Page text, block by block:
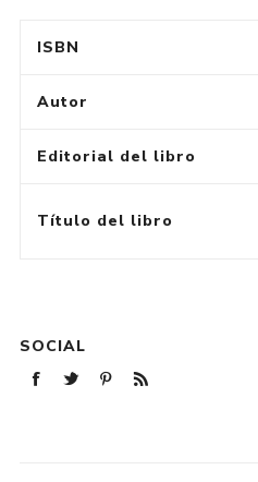
ISBN
Autor
Editorial del libro
Título del libro
SOCIAL